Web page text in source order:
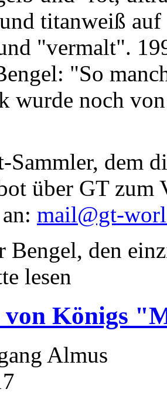
titanweiß
"vermalt".
"So
wurde noch
Sammler, dem
über GT zum
mail@gt-
Bengel, den
lesen
Königs
Almus